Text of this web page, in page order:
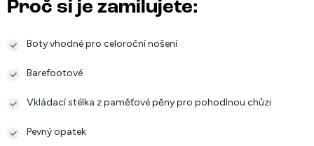
Proč si je zamilujete:
Boty vhodné pro celoroční nošení
Barefootové
Vkládací stélka z paměťové pěny pro pohodlnou chůzi
Pevný opatek